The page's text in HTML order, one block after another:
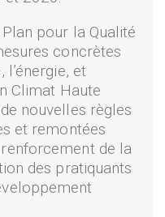
pour la Qualité
concrètes
et
Climat Haute
nouvelles règles
et remontées
de la
des pratiquants